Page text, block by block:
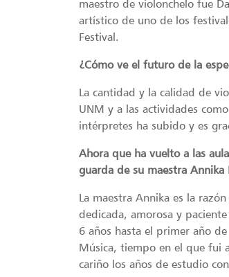
maestro de violonchelo fue
artístico de uno de los
Festival.
¿Cómo ve el futuro de la
La cantidad y la calidad de
UNM y a las actividades
intérpretes ha subido y es
Ahora que ha vuelto a las
guarda de su maestra Annika
La maestra Annika es la
dedicada, amorosa y
6 años hasta el primer año
Música, tiempo en el que fui
cariño los años de estudio